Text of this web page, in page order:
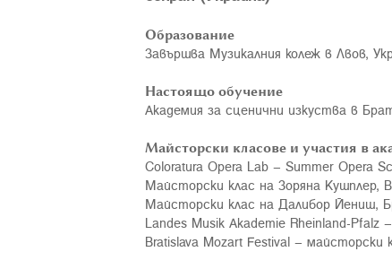
Образование
Завършва Музикалния колеж в Лвов,
Настоящо обучение
Академия за сценични изкуства в
Майсторски класове и участия в
Coloratura Opera Lab – Summer Opera
Майсторски клас на Зоряна Кушплер,
Майсторски клас на Далибор Йениш,
Landes Musik Akademie Rheinland-Pfalz
Bratislava Mozart Festival – майсторски